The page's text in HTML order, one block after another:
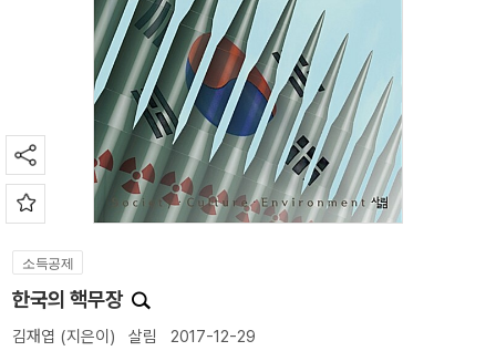
소득공제
한국의 핵무장
김재엽 (지은이) 살림 2017-12-29